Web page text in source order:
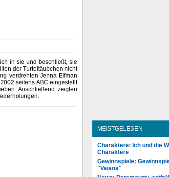
in sie und beschließt, sie
der Turteltäubchen nicht
verdrehten Jenna Elfman
seitens ABC eingestellt
Anschließend zeigten
MEISTGELESEN
Charaktere: Ich und die
Charaktere
Gewinnspiele:
"Vaiana"